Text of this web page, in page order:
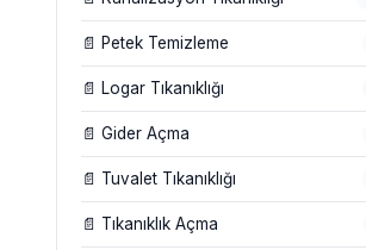
📄 Petek Temizleme
📄 Logar Tıkanıklığı
📄 Gider Açma
📄 Tuvalet Tıkanıklığı
📄 Tıkanıklık Açma